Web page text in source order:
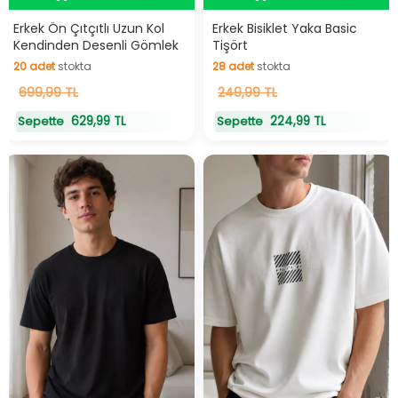
Hızlı Teslimat
Erkek Ön Çıtçıtlı Uzun Kol
Kendinden Desenli Gömlek
20adetstokta
20adetstokta
699,99 TL
Sepette 629,99 TL
Hızlı Teslimat
Erkek Bisiklet Yaka Basic
Tişört
28adetstokta
28adetstokta
249,99 TL
Sepette 224,99 TL